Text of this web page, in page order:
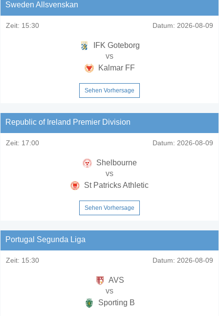
Sweden Allsvenskan
Zeit: 15:30 Datum: 2026-08-09
IFK Goteborg
vs
Kalmar FF
Sehen Vorhersage
Republic of Ireland Premier Division
Zeit: 17:00 Datum: 2026-08-09
Shelbourne
vs
St Patricks Athletic
Sehen Vorhersage
Portugal Segunda Liga
Zeit: 15:30 Datum: 2026-08-09
AVS
vs
Sporting B